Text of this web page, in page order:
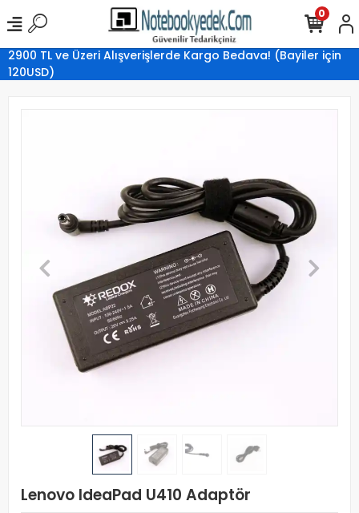
2900 TL ve Üzeri Alışverişlerde Kargo Bedava! (Bayiler için
120USD)
0
Lenovo IdeaPad U410 Adaptör